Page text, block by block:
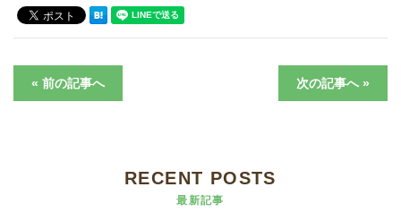
« 前の記事へ 次の記事へ »
RECENT POSTS
最新記事